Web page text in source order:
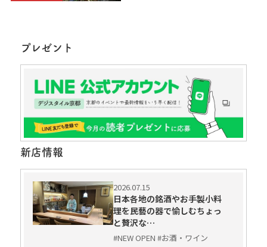
プレゼント
新店情報
2026.07.15
日本各地の銘酒やお手製小料
理を民藝の器で愉しむちょっ
と贅沢な…
#NEW OPEN #お酒・ワイン